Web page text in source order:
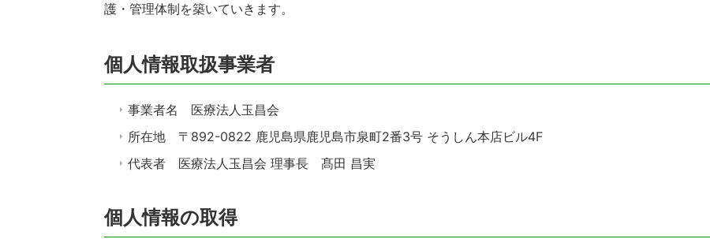
護・管理体制を築いていきます。
個人情報取扱事業者
事業者名 医療法人玉昌会
所在地 〒892-0822 鹿児島県鹿児島市泉町2番3号 そうしん本店ビル4F
代表者 医療法人玉昌会 理事長 髙田 昌実
個人情報の取得